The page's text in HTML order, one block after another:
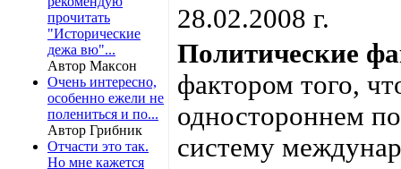
прочитать
"Исторические
дежа вю"...
Автор Максон
Очень интересно,
особенно ежели не
полениться и по...
Автор Грибник
Отчасти это так.
Но мне кажется
28.02.2008 г.
Политические
фактором того,
одностороннем
систему